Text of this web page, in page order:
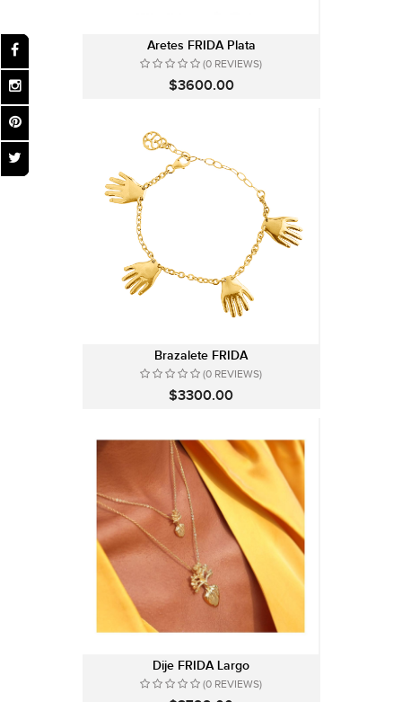
Aretes FRIDA Plata
(0 REVIEWS)
$3600.00
Brazalete FRIDA
(0 REVIEWS)
$3300.00
Dije FRIDA Largo
(0 REVIEWS)